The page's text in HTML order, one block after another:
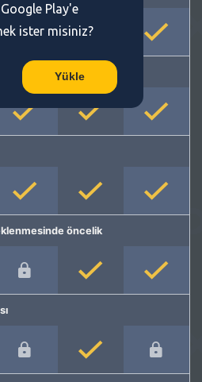
öncelik
Play'e
ister misiniz?
Yükle